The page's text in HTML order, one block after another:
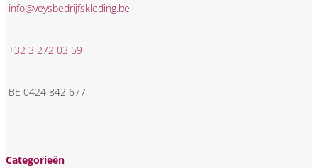
info@veysbedrijfskleding.be
+32 3 272 03 59
BE 0424 842 677
Categorieën